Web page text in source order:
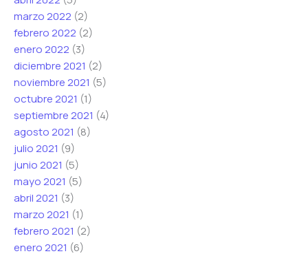
marzo 2022 (2)
febrero 2022 (2)
enero 2022 (3)
diciembre 2021 (2)
noviembre 2021 (5)
octubre 2021 (1)
septiembre 2021 (4)
agosto 2021 (8)
julio 2021 (9)
junio 2021 (5)
mayo 2021 (5)
abril 2021 (3)
marzo 2021 (1)
febrero 2021 (2)
enero 2021 (6)